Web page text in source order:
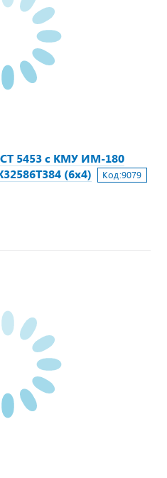
5453 с КМУ ИМ-180
(6х4)
Код:9079